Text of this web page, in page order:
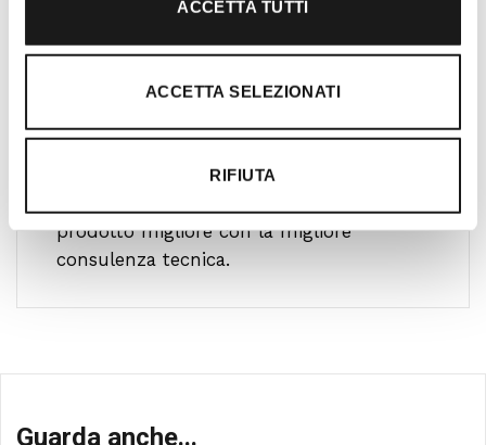
ACCETTA TUTTI
ACCETTA SELEZIONATI
RIFIUTA
Ti guidiamo alla scelta
altamente specializzato che pratica le più
diverse attività outdoor ed è in continuo
prodotto migliore con la migliore
consulenza tecnica.
Guarda anche...